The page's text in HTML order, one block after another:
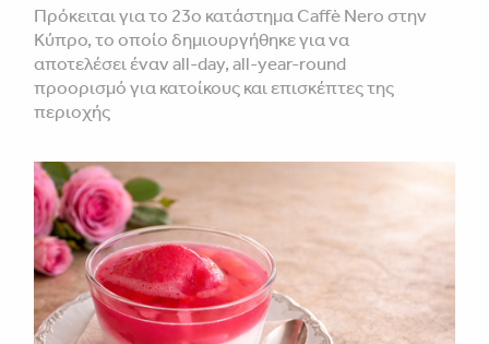
Πρόκειται για το 23ο κατάστημα Caffè Nero στην
Κύπρο, το οποίο δημιουργήθηκε για να
αποτελέσει έναν all-day, all-year-round
προορισμό για κατοίκους και επισκέπτες της
περιοχής